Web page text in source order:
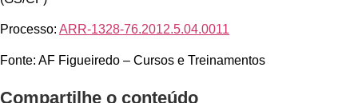
Processo: ARR-1328-76.2012.5.04.0011
Fonte: AF Figueiredo – Cursos e Treinamentos
Compartilhe o conteúdo